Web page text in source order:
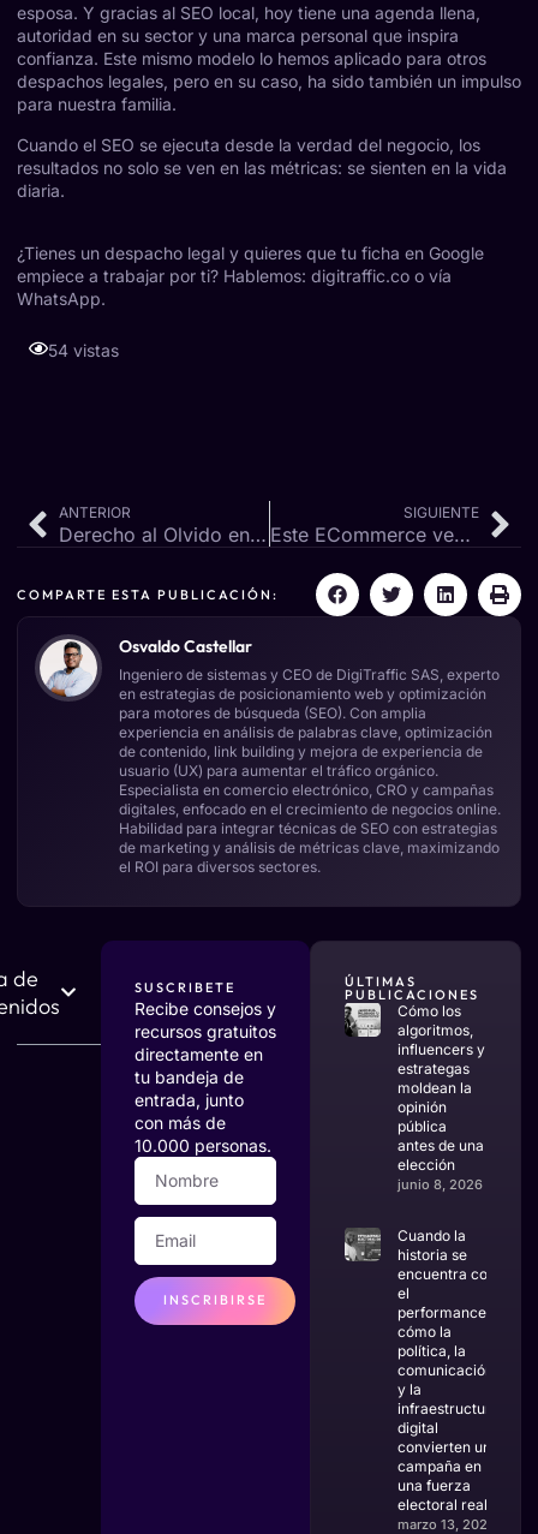
esposa. Y gracias al SEO local, hoy tiene una agenda llena,
autoridad en su sector y una marca personal que inspira
confianza. Este mismo modelo lo hemos aplicado para otros
despachos legales, pero en su caso, ha sido también un impulso
para nuestra familia.
Cuando el SEO se ejecuta desde la verdad del negocio, los
resultados no solo se ven en las métricas: se sienten en la vida
diaria.
¿Tienes un despacho legal y quieres que tu ficha en Google
empiece a trabajar por ti? Hablemos: digitraffic.co o vía
WhatsApp.
54 vistas
ANTERIOR
Derecho al Olvido en Colombia: ¿Cómo afecta la reputación digital y el SEO?
SIGUIENTE
Este ECommerce vende motos eléctricas, pero su SEO estaba en cero: lo que hicimos para cambiar eso
COMPARTE ESTA PUBLICACIÓN:
Osvaldo Castellar
Ingeniero de sistemas y CEO de DigiTraffic SAS, experto
en estrategias de posicionamiento web y optimización
para motores de búsqueda (SEO). Con amplia
experiencia en análisis de palabras clave, optimización
de contenido, link building y mejora de experiencia de
usuario (UX) para aumentar el tráfico orgánico.
Especialista en comercio electrónico, CRO y campañas
digitales, enfocado en el crecimiento de negocios online.
Habilidad para integrar técnicas de SEO con estrategias
de marketing y análisis de métricas clave, maximizando
el ROI para diversos sectores.
de
SUSCRIBETE
Recibe consejos y
recursos gratuitos
directamente en
tu bandeja de
entrada, junto
con más de
10.000 personas.
INSCRIBIRSE
ÚLTIMAS
PUBLICACIONES
Cómo los
algoritmos,
influencers y
estrategas
moldean la
opinión
pública
antes de una
elección
junio 8, 2026
Cuando la
historia se
encuentra con
el
performance:
cómo la
política, la
comunicación
y la
infraestructura
digital
convierten una
campaña en
una fuerza
electoral real
marzo 13, 2026